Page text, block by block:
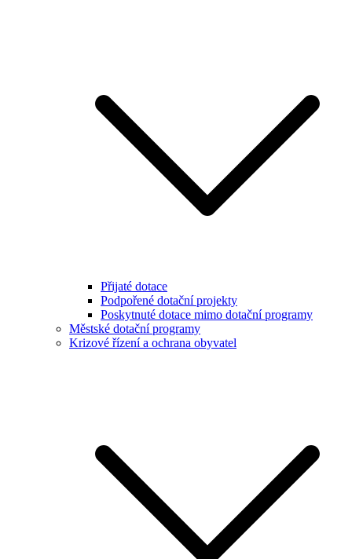
Přijaté dotace
Podpořené dotační projekty
Poskytnuté dotace mimo dotační programy
Městské dotační programy
Krizové řízení a ochrana obyvatel